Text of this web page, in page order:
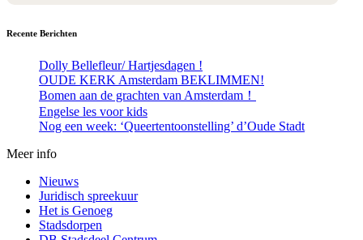
Recente Berichten
Dolly Bellefleur/ Hartjesdagen !
OUDE KERK Amsterdam BEKLIMMEN!
Bomen aan de grachten van Amsterdam！
Engelse les voor kids
Nog een week: ‘Queertentoonstelling’ d’Oude Stadt
Meer info
Nieuws
Juridisch spreekuur
Het is Genoeg
Stadsdorpen